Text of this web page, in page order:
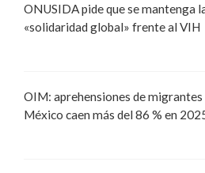
ONUSIDA pide que se mantenga
«solidaridad global» frente al VIH
OIM: aprehensiones de migrantes
México caen más del 86 % en